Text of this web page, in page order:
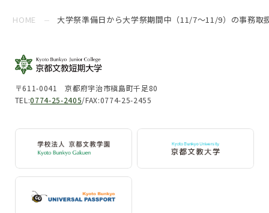
HOME 大学祭準備日から大学祭期間中（11/7～11/9）の事務取
〒611-0041 京都府宇治市槇島町千足80
TEL:0774-25-2405/FAX:0774-25-2455